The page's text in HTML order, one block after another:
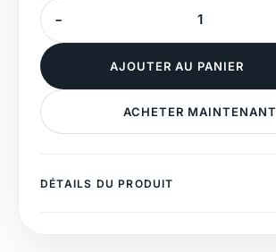
AJOUTER AU PANIER
ACHETER MAINTENANT
DÉTAILS DU PRODUIT